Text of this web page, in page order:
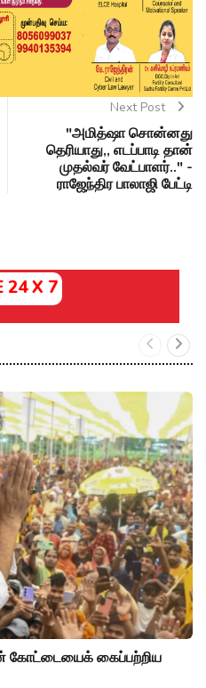
Next Post
"அமித்ஷா சொன்னது
தெரியாது,, எடப்பாடி தான்
முதல்வர் வேட்பாளர்.." -
ராஜேந்திர பாலாஜி பேட்டி
24 X 7
கோட்டையைக் கைப்பற்றிய